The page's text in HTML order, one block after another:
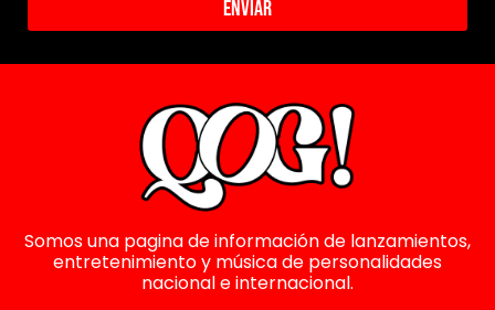
Enviar
Somos una pagina de información de lanzamientos,
entretenimiento y música de personalidades
nacional e internacional.